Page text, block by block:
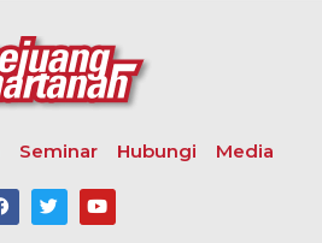
Seminar Hubungi Media